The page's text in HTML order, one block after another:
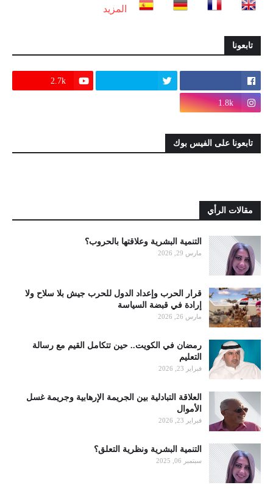
المزيد
تابعونا
2.7k
1.8k
تابعونا على الفيس بوك
مقالات الرأي
التنمية البشرية وعلاقتها بالحروب؟
مارس 29, 2026
قرار الحرب وإعداد الدول للحرب جيش بلا سلاح ولا
إرادة في قبضة السياسة
مارس 26, 2026
رمضان في الكويت.. حين تتكامل القيم مع رسالة
التعليم
فبراير 23, 2026
العلاقة التبادلية بين الجريمة الإرهابية وجريمة غسل
الأموال
فبراير 23, 2026
التنمية البشرية ونظرية التعلق؟
سبتمبر 06, 2025